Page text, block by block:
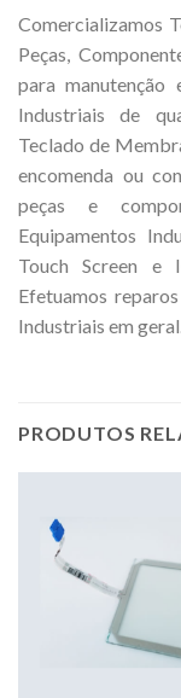
Comercializamos
Peças,
para manutenção
Industriais de
Teclado de
encomenda ou
peças e
Equipamentos
Touch Screen e
Efetuamos
Industriais em
PRODUTOS